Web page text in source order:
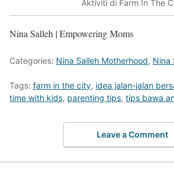
Aktiviti di Farm In The
Nina Salleh | Empowering Moms
Categories: Nina Salleh Motherhood, Nina
Tags: farm in the city, idea jalan-jalan
time with kids, parenting tips, tips bawa
Leave a Comment